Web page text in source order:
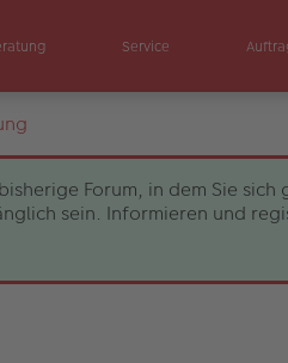
Service
Forum, in dem Sie
sein. Informieren und